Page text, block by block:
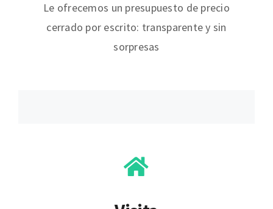
Le ofrecemos un presupuesto de precio
cerrado por escrito: transparente y sin
sorpresas